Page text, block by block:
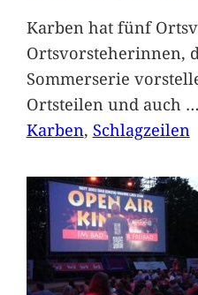
Karben hat fünf
Ortsvorsteherinnen,
Sommerserie
Ortsteilen und auch …
Karben, Schlagzeilen